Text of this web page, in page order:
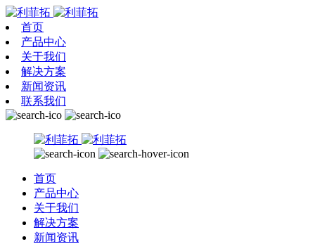
首页
产品中心
关于我们
解决方案
新闻资讯
联系我们
首页
产品中心
关于我们
解决方案
新闻资讯